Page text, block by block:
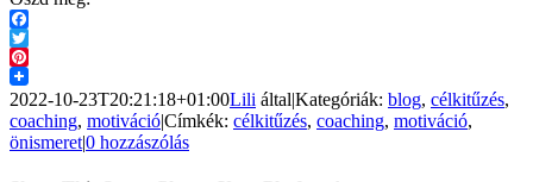
Facebook
Twitter
Pinterest
2022-10-23T20:21:18+01:00Lili által|Kategóriák: blog, célkitűzés,
coaching, motiváció|Címkék: célkitűzés, coaching, motiváció,
önismeret|0 hozzászólás